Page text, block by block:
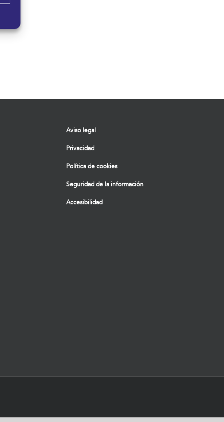
Aviso legal
Privacidad
Política de cookies
Seguridad de la información
Accesibilidad